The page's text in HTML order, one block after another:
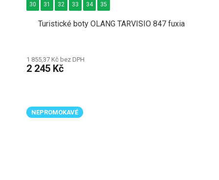
Turistické boty OLANG TARVISIO 847 fuxia
1 855,37 Kč bez DPH
2 245 Kč
30 31 32 33 34 35
NEPROMOKAVÉ